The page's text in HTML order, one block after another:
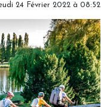
24 Février 2022 à 08:52